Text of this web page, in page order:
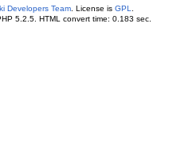
Developers Team. License is GPL
5.2.5. HTML convert time: 0.183 sec.